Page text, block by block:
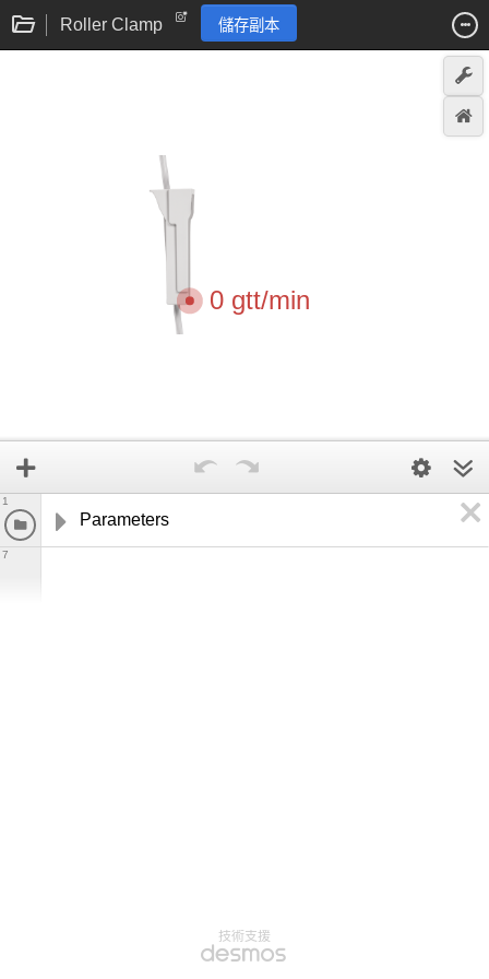
Roller Clamp 儲存副本
Parameters
1
7
技術支援